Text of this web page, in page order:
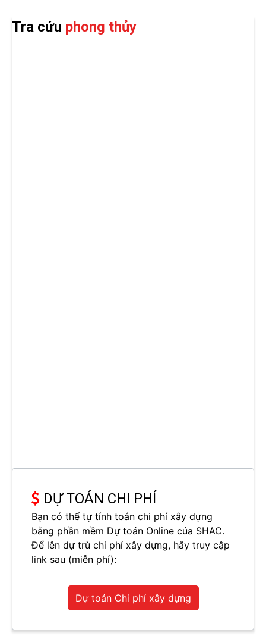
Tra cứu phong thủy
DỰ TOÁN CHI PHÍ
Bạn có thể tự tính toán chi phí xây dựng
bằng phần mềm Dự toán Online của SHAC.
Để lên dự trù chi phí xây dựng, hãy truy cập
link sau (miễn phí):
Dự toán Chi phí xây dựng